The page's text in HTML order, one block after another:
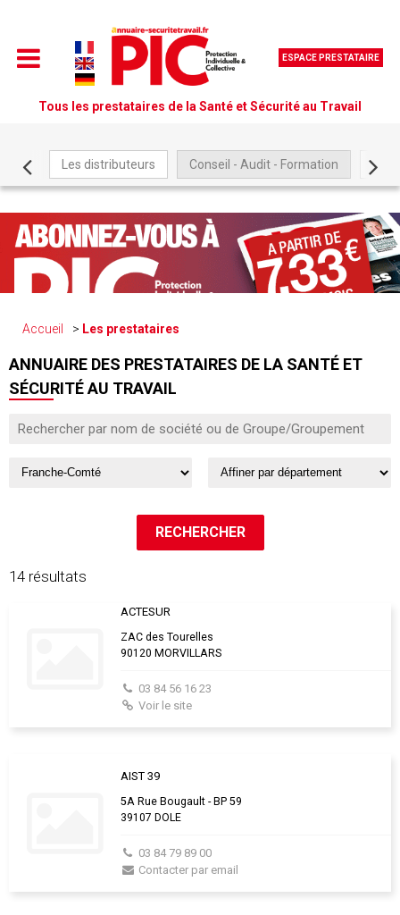
ESPACE PRESTATAIRE
Tous les prestataires de la Santé et Sécurité au Travail
Les distributeurs Conseil - Audit - Formation Être
Accueil Les prestataires
ANNUAIRE DES PRESTATAIRES DE LA SANTÉ ET
SÉCURITÉ AU TRAVAIL
14 résultats
ACTESUR
ZAC des Tourelles
90120 MORVILLARS
03 84 56 16 23
Voir le site
AIST 39
5A Rue Bougault - BP 59
39107 DOLE
03 84 79 89 00
Contacter par email